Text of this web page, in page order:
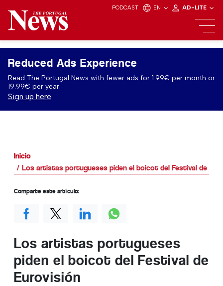
PODCAST EN AD-LITE
Reduced Ads Experience
Read The Portugal News with fewer ads for 1.99€ per month or
19.99€ per year.
Sign up here
Inicio
Los artistas portugueses piden el boicot del Festival de
Los artistas portugueses
piden el boicot del Festival de
Eurovisión
Comparte este artículo: